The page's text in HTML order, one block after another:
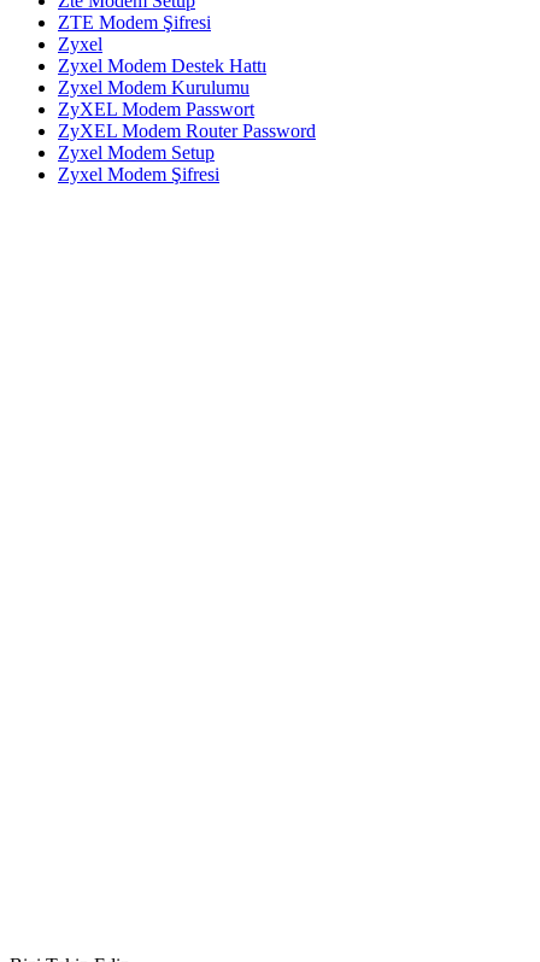
ZTE Modem Şifresi
Zyxel
Zyxel Modem Destek Hattı
Zyxel Modem Kurulumu
ZyXEL Modem Passwort
ZyXEL Modem Router Password
Zyxel Modem Setup
Zyxel Modem Şifresi